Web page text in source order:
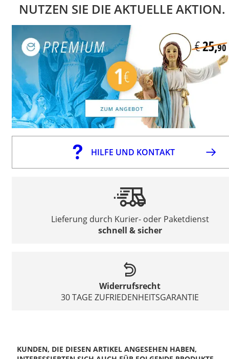
NUTZEN SIE DIE AKTUELLE AKTION.
HILFE UND KONTAKT
Lieferung durch Kurier- oder Paketdienst
schnell & sicher
Widerrufsrecht
30 TAGE ZUFRIEDENHEITSGARANTIE
KUNDEN, DIE DIESEN ARTIKEL ANGESEHEN HABEN,